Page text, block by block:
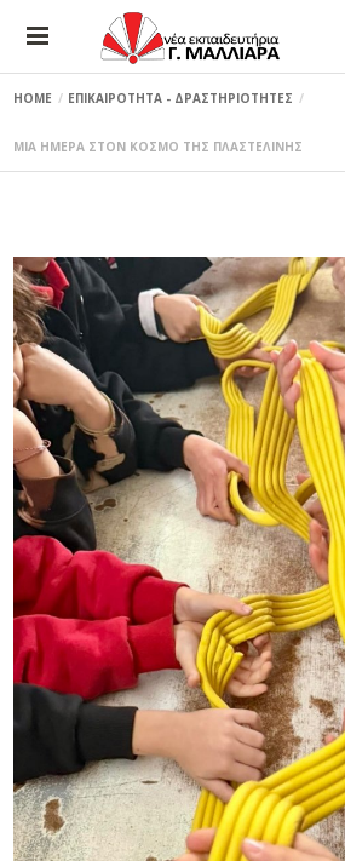
HOME ΕΠΙΚΑΙΡΟΤΗΤΑ - ΔΡΑΣΤΗΡΙΟΤΗΤΕΣ
ΜΙΑ ΗΜΕΡΑ ΣΤΟΝ ΚΟΣΜΟ ΤΗΣ ΠΛΑΣΤΕΛΙΝΗΣ